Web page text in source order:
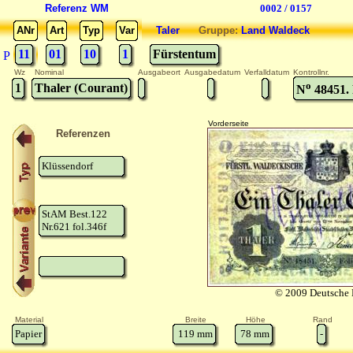
Referenz WM
0002 / 0157
ANr
Art Typ Var
P 11 01 10 1
TalerGruppe:Land Waldeck
Fürstentum
Wz Nominal Ausgabeort Ausgabedatum Verfalldatum Kontrollnr.
1 Thaler (Courant) No 48451.
Referenzen
Klüssendorf
StAM Best.122
Nr.621 fol.346f
Vorderseite
© 2009 Deutsche
Material Breite Höhe Rand
Papier 119 mm 78 mm -